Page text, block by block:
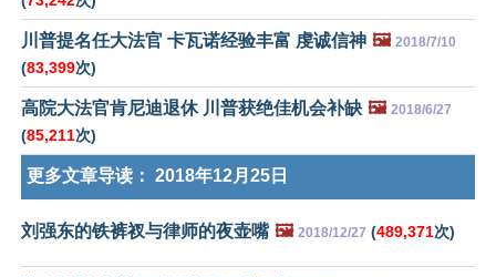
川普提名任大法官 卡瓦诺经验丰富 虔诚信神 🖼️ 2018/7/10
(83,399次)
高院大法官肯尼迪退休 川普获绝佳机会补缺 🖼️ 2018/6/27
(85,211次)
更多文章导读： 2018年12月25日
刘强东的铁裤衩与律师的夜壶嘴 🖼️ 2018/12/27 (489,371次)